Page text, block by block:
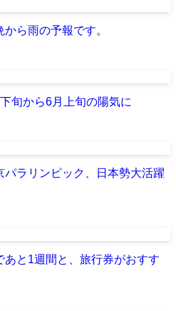
から雨の予報です。
旬から6月上旬の陽気に
パラリンピック、日本勢大活躍
あと1週間と、旅行券がおすす